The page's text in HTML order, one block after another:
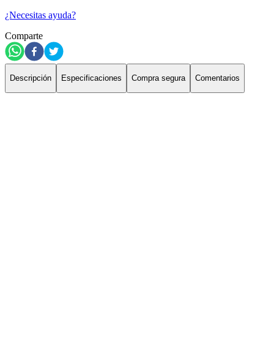
¿Necesitas ayuda?
Comparte
Descripción Especificaciones Compra segura Comentarios